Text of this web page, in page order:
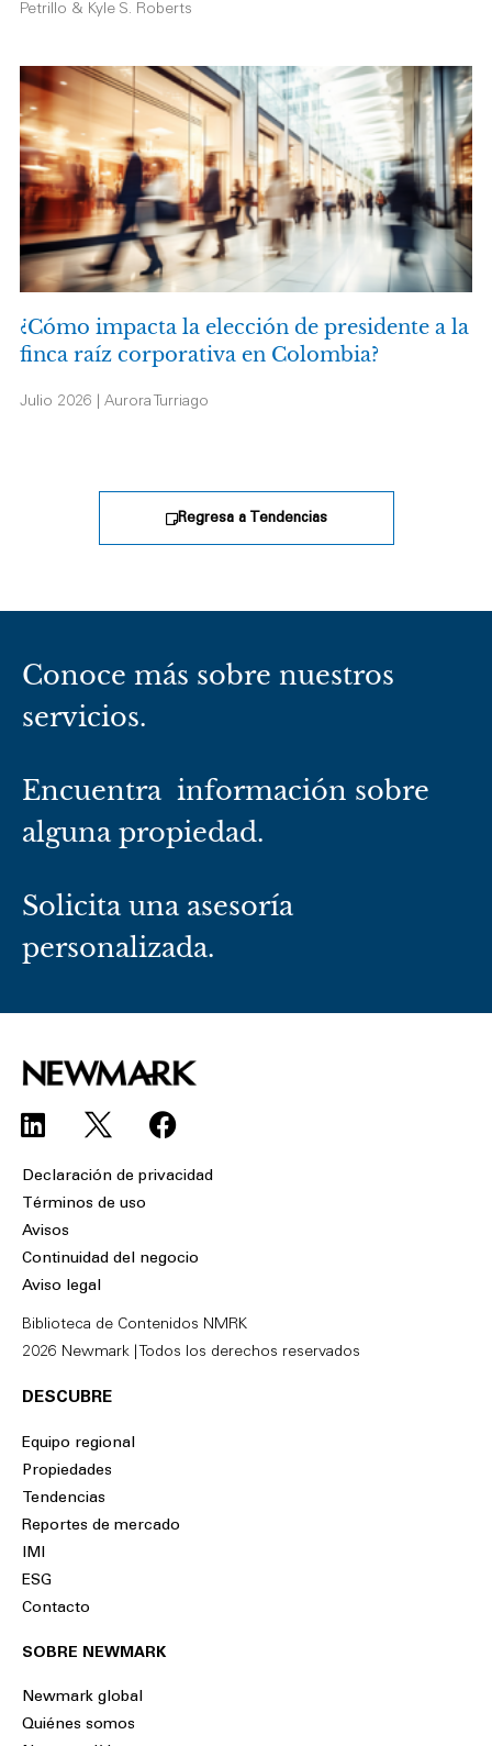
Petrillo & Kyle S. Roberts
¿Cómo impacta la elección de presidente a la
finca raíz corporativa en Colombia?
Julio 2026 | Aurora Turriago
Regresa a Tendencias
Conoce más sobre nuestros
servicios.
Encuentra información sobre
alguna propiedad.
Solicita una asesoría
personalizada.
L
i
n
k
e
d
F
a
o
Declaración de privacidad
Términos de uso
Avisos
Continuidad del negocio
Aviso legal
Biblioteca de Contenidos NMRK
2026 Newmark | Todos los derechos reservados
DESCUBRE
Equipo regional
Propiedades
Tendencias
Reportes de mercado
IMI
ESG
Contacto
SOBRE NEWMARK
Newmark global
Quiénes somos